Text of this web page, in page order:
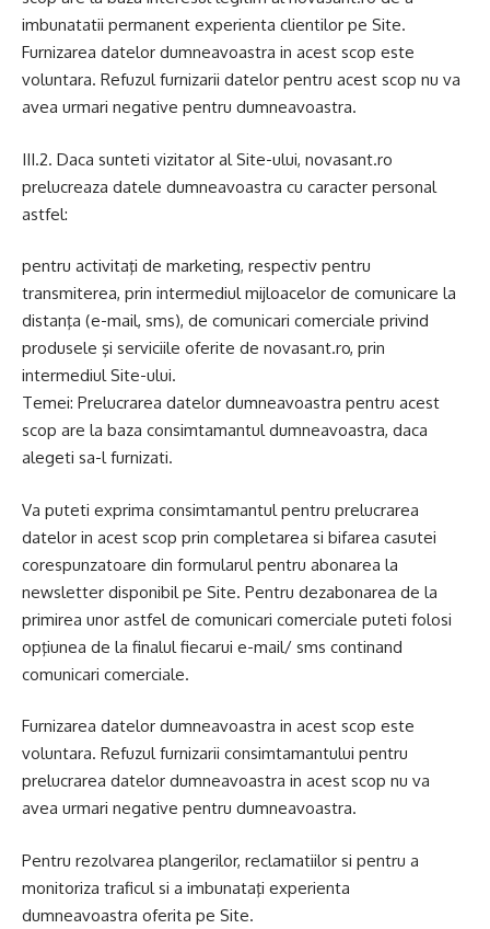
imbunatatii permanent experienta clientilor pe Site.
Furnizarea datelor dumneavoastra in acest scop este
voluntara. Refuzul furnizarii datelor pentru acest scop nu va
avea urmari negative pentru dumneavoastra.
III.2. Daca sunteti vizitator al Site-ului, novasant.ro
prelucreaza datele dumneavoastra cu caracter personal
astfel:
pentru activitaţi de marketing, respectiv pentru
transmiterea, prin intermediul mijloacelor de comunicare la
distanţa (e-mail, sms), de comunicari comerciale privind
produsele şi serviciile oferite de novasant.ro, prin
intermediul Site-ului.
Temei: Prelucrarea datelor dumneavoastra pentru acest
scop are la baza consimtamantul dumneavoastra, daca
alegeti sa-l furnizati.
Va puteti exprima consimtamantul pentru prelucrarea
datelor in acest scop prin completarea si bifarea casutei
corespunzatoare din formularul pentru abonarea la
newsletter disponibil pe Site. Pentru dezabonarea de la
primirea unor astfel de comunicari comerciale puteti folosi
opţiunea de la finalul fiecarui e-mail/ sms continand
comunicari comerciale.
Furnizarea datelor dumneavoastra in acest scop este
voluntara. Refuzul furnizarii consimtamantului pentru
prelucrarea datelor dumneavoastra in acest scop nu va
avea urmari negative pentru dumneavoastra.
Pentru rezolvarea plangerilor, reclamatiilor si pentru a
monitoriza traficul si a imbunataţi experienta
dumneavoastra oferita pe Site.